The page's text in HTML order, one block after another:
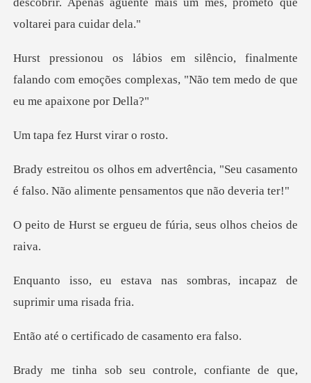
almente
falando com emoções complexas, "Não
Hurst vira
ia, "Seu casamento
é falso. Não alime
rgueu de fúria, seus
nas sombras, incapaz de
s
ificado de casam
, confiante de que,